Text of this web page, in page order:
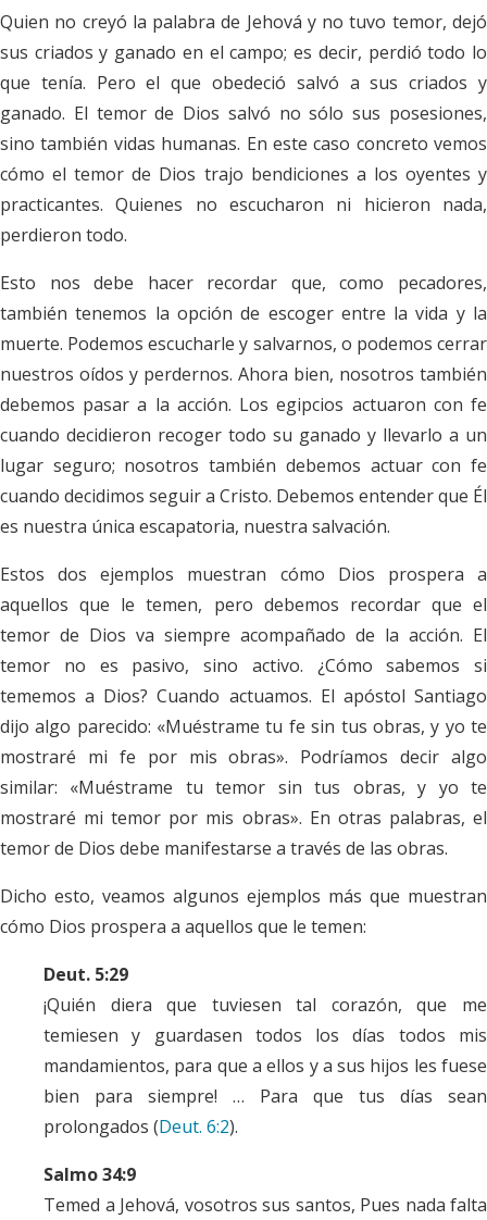
Quien no creyó la palabra de Jehová y no tuvo temor, dejó
sus criados y ganado en el campo; es decir, perdió todo lo
que tenía. Pero el que obedeció salvó a sus criados y
ganado. El temor de Dios salvó no sólo sus posesiones,
sino también vidas humanas. En este caso concreto vemos
cómo el temor de Dios trajo bendiciones a los oyentes y
practicantes. Quienes no escucharon ni hicieron nada,
perdieron todo.
Esto nos debe hacer recordar que, como pecadores,
también tenemos la opción de escoger entre la vida y la
muerte. Podemos escucharle y salvarnos, o podemos cerrar
nuestros oídos y perdernos. Ahora bien, nosotros también
debemos pasar a la acción. Los egipcios actuaron con fe
cuando decidieron recoger todo su ganado y llevarlo a un
lugar seguro; nosotros también debemos actuar con fe
cuando decidimos seguir a Cristo. Debemos entender que Él
es nuestra única escapatoria, nuestra salvación.
Estos dos ejemplos muestran cómo Dios prospera a
aquellos que le temen, pero debemos recordar que el
temor de Dios va siempre acompañado de la acción. El
temor no es pasivo, sino activo. ¿Cómo sabemos si
tememos a Dios? Cuando actuamos. El apóstol Santiago
dijo algo parecido: «Muéstrame tu fe sin tus obras, y yo te
mostraré mi fe por mis obras». Podríamos decir algo
similar: «Muéstrame tu temor sin tus obras, y yo te
mostraré mi temor por mis obras». En otras palabras, el
temor de Dios debe manifestarse a través de las obras.
Dicho esto, veamos algunos ejemplos más que muestran
cómo Dios prospera a aquellos que le temen:
Deut. 5:29
¡Quién diera que tuviesen tal corazón, que me
temiesen y guardasen todos los días todos mis
mandamientos, para que a ellos y a sus hijos les fuese
bien para siempre! … Para que tus días sean
prolongados (Deut. 6:2).
Salmo 34:9
Temed a Jehová, vosotros sus santos, Pues nada falta